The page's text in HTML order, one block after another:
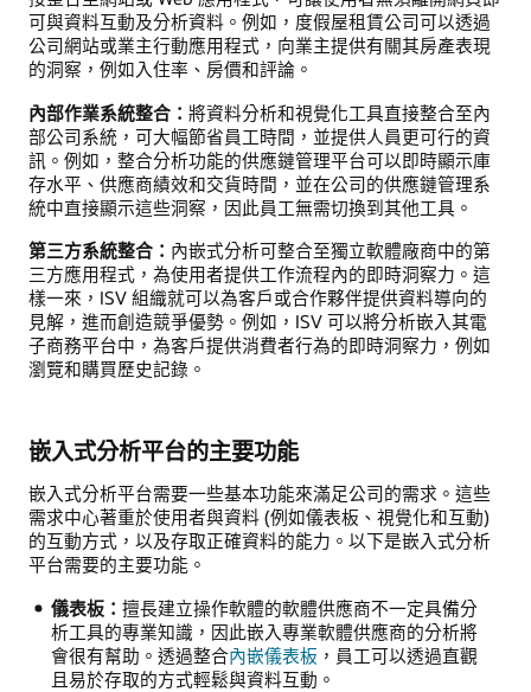
可與資料互動及分析資料。例如，度假屋租賃公司可以透過
公司網站或業主行動應用程式，向業主提供有關其房產表現
的洞察，例如入住率、房價和評論。
內部作業系統整合： 將資料分析和視覺化工具直接整合至內
部公司系統，可大幅節省員工時間，並提供人員更可行的資
訊。例如，整合分析功能的供應鏈管理平台可以即時顯示庫
存水平、供應商績效和交貨時間，並在公司的供應鏈管理系
統中直接顯示這些洞察，因此員工無需切換到其他工具。
第三方系統整合： 內嵌式分析可整合至獨立軟體廠商中的第
三方應用程式，為使用者提供工作流程內的即時洞察力。這
樣一來，ISV 組織就可以為客戶或合作夥伴提供資料導向的
見解，進而創造競爭優勢。例如，ISV 可以將分析嵌入其電
子商務平台中，為客戶提供消費者行為的即時洞察力，例如
瀏覽和購買歷史記錄。
嵌入式分析平台的主要功能
嵌入式分析平台需要一些基本功能來滿足公司的需求。這些
需求中心著重於使用者與資料 (例如儀表板、視覺化和互動)
的互動方式，以及存取正確資料的能力。以下是嵌入式分析
平台需要的主要功能。
儀表板： 擅長建立操作軟體的軟體供應商不一定具備分
析工具的專業知識，因此嵌入專業軟體供應商的分析將
會很有幫助。透過整合內嵌儀表板 ，員工可以透過直觀
且易於存取的方式輕鬆與資料互動。